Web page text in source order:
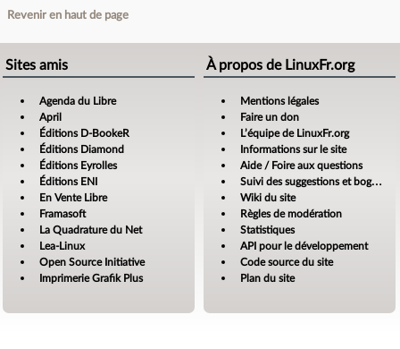
Revenir en haut de page
Sites amis
Agenda du Libre
April
Éditions D-BookeR
Éditions Diamond
Éditions Eyrolles
Éditions ENI
En Vente Libre
Framasoft
La Quadrature du Net
Lea-Linux
Open Source Initiative
Imprimerie Grafik Plus
À propos de LinuxFr.org
Mentions légales
Faire un don
L’équipe de LinuxFr.org
Informations sur le site
Aide / Foire aux questions
Suivi des suggestions et bogues
Wiki du site
Règles de modération
Statistiques
API pour le développement
Code source du site
Plan du site